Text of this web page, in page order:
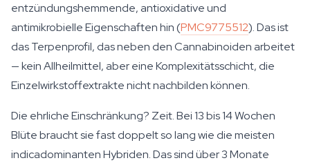
entzündungshemmende, antioxidative und
antimikrobielle Eigenschaften hin (PMC9775512). Das ist
das Terpenprofil, das neben den Cannabinoiden arbeitet
— kein Allheilmittel, aber eine Komplexitätsschicht, die
Einzelwirkstoffextrakte nicht nachbilden können.
Die ehrliche Einschränkung? Zeit. Bei 13 bis 14 Wochen
Blüte braucht sie fast doppelt so lang wie die meisten
indicadominanten Hybriden. Das sind über 3 Monate